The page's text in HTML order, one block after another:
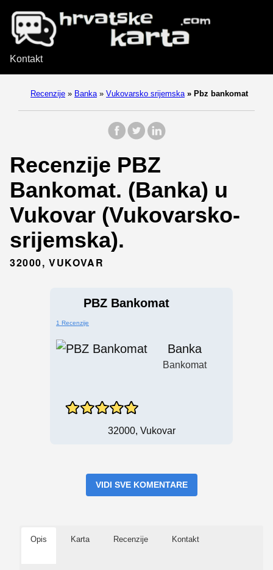
Kontakt
Recenzije » Banka » Vukovarsko srijemska » Pbz bankomat
Recenzije PBZ
Bankomat. (Banka) u
Vukovar (Vukovarsko-
srijemska).
32000, VUKOVAR
PBZ Bankomat
1 Recenzije
Banka
Bankomat
32000, Vukovar
VIDI SVE KOMENTARE
Opis Karta Recenzije Kontakt